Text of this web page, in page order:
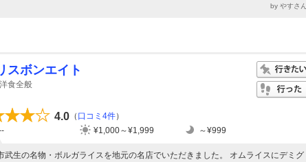
by やすさん
スボンエイト
食全般
4.0 （ 口コミ4件）
¥1,000～¥1,999 ～¥999
武生の名物・ボルガライスを地元の名店でいただきました。 オムライスにデミグ